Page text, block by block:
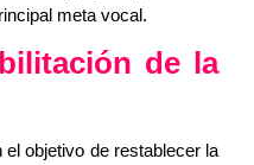
meta vocal.
de la
objetivo de restablecer la